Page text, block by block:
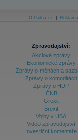
Archiv - Měsíční makroekonomické
Archiv - Vývoj české koruny
Archiv analýz - Makroukazatele
Ceny průmyslových výrobců - Data a
Ceny průmyslových výrobců - Graf
Ceny průmyslových výrobců -
Ceny průmyslových výrobců -
O Patria.cz Reklama
Zpravodajství:
Akciové zprávy
Ekonomické zprávy
Zprávy o měnách a
Zprávy o komoditách
Zprávy o HDP
ČNB
Grexit
Brexit
Volby v USA
Video zpravodajství
Investiční komentáře